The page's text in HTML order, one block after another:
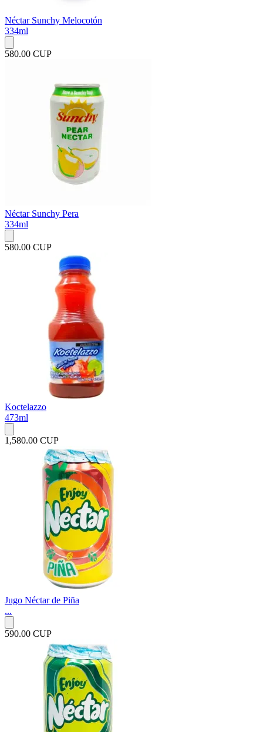
Néctar Sunchy Melocotón
334ml
580.00 CUP
Néctar Sunchy Pera
334ml
580.00 CUP
Koctelazzo
473ml
1,580.00 CUP
Jugo Néctar de Piña
...
590.00 CUP